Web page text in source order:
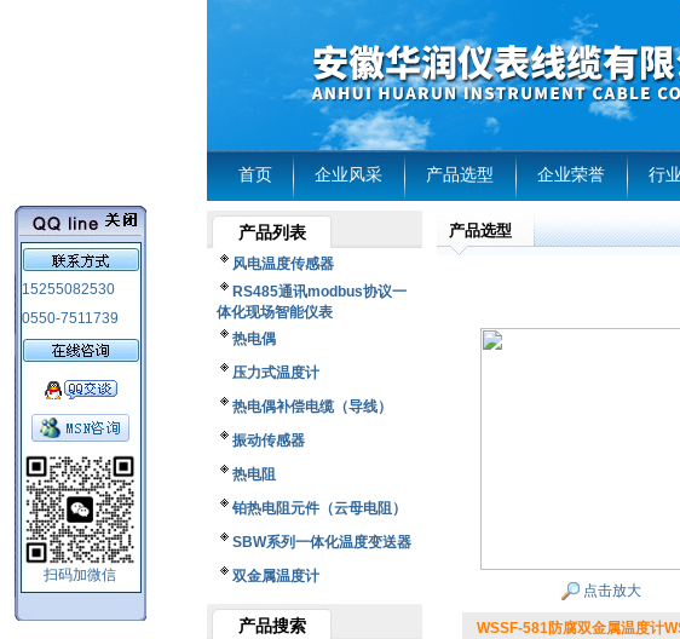
首页 企业风采 产品选型 企业荣誉 行
15255082530
0550-7511739
扫码加微信
产品列表
风电温度传感器
RS485通讯modbus协议一
体化现场智能仪表
热电偶
压力式温度计
热电偶补偿电缆（导线）
振动传感器
热电阻
铂热电阻元件（云母电阻）
SBW系列一体化温度变送器
双金属温度计
产品搜索
产品选型
点击放大
WSSF-581防腐双金属温度计